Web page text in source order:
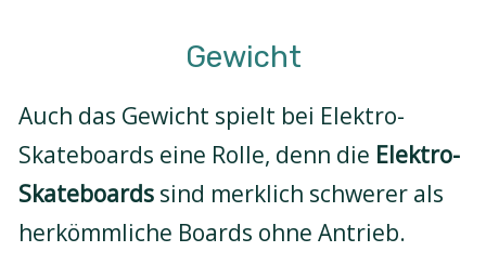
Gewicht
Auch das Gewicht spielt bei Elektro-
Skateboards eine Rolle, denn die Elektro-
Skateboards sind merklich schwerer als
herkömmliche Boards ohne Antrieb.